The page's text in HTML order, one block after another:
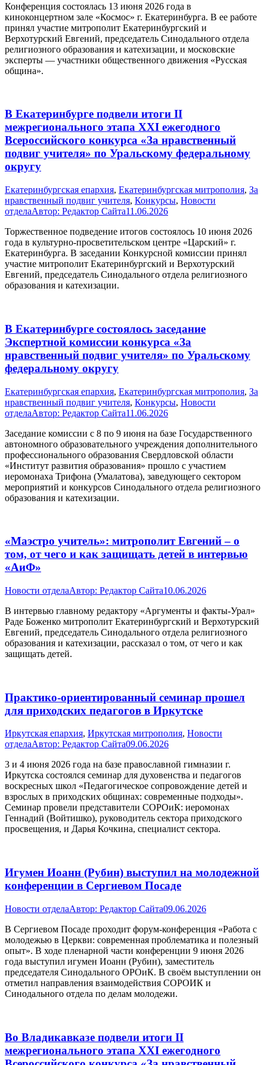
Конференция состоялась 13 июня 2026 года в
киноконцертном зале «Космос» г. Екатеринбурга. В ее работе
принял участие митрополит Екатеринбургский и
Верхотурский Евгений, председатель Синодального отдела
религиозного образования и катехизации, и московские
эксперты — участники общественного движения «Русская
община».
В Екатеринбурге подвели итоги II
межрегионального этапа XXI ежегодного
Всероссийского конкурса «За нравственный
подвиг учителя» по Уральскому федеральному
округу
Екатеринбургская епархия, Екатеринбургская митрополия, За
нравственный подвиг учителя, Конкурсы, Новости
отделаАвтор: Редактор Сайта11.06.2026
Торжественное подведение итогов состоялось 10 июня 2026
года в культурно-просветительском центре «Царский» г.
Екатеринбурга. В заседании Конкурсной комиссии принял
участие митрополит Екатеринбургский и Верхотурский
Евгений, председатель Синодального отдела религиозного
образования и катехизации.
В Екатеринбурге состоялось заседание
Экспертной комиссии конкурса «За
нравственный подвиг учителя» по Уральскому
федеральному округу
Екатеринбургская епархия, Екатеринбургская митрополия, За
нравственный подвиг учителя, Конкурсы, Новости
отделаАвтор: Редактор Сайта11.06.2026
Заседание комиссии с 8 по 9 июня на базе Государственного
автономного образовательного учреждения дополнительного
профессионального образования Свердловской области
«Институт развития образования» прошло с участием
иеромонаха Трифона (Умалатова), заведующего сектором
мероприятий и конкурсов Синодального отдела религиозного
образования и катехизации.
«Маэстро учитель»: митрополит Евгений – о
том, от чего и как защищать детей в интервью
«АиФ»
Новости отделаАвтор: Редактор Сайта10.06.2026
В интервью главному редактору «Аргументы и факты-Урал»
Раде Боженко митрополит Екатеринбургский и Верхотурский
Евгений, председатель Синодального отдела религиозного
образования и катехизации, рассказал о том, от чего и как
защищать детей.
Практико-ориентированный семинар прошел
для приходских педагогов в Иркутске
Иркутская епархия, Иркутская митрополия, Новости
отделаАвтор: Редактор Сайта09.06.2026
3 и 4 июня 2026 года на базе православной гимназии г.
Иркутска состоялся семинар для духовенства и педагогов
воскресных школ «Педагогическое сопровождение детей и
взрослых в приходских общинах: современные подходы».
Семинар провели представители СОРОиК: иеромонах
Геннадий (Войтишко), руководитель сектора приходского
просвещения, и Дарья Кочкина, специалист сектора.
Игумен Иоанн (Рубин) выступил на молодежной
конференции в Сергиевом Посаде
Новости отделаАвтор: Редактор Сайта09.06.2026
В Сергиевом Посаде проходит форум-конференция «Работа с
молодежью в Церкви: современная проблематика и полезный
опыт». В ходе пленарной части конференции 9 июня 2026
года выступил игумен Иоанн (Рубин), заместитель
председателя Синодального ОРОиК. В своём выступлении он
отметил направления взаимодействия СОРОИК и
Синодального отдела по делам молодежи.
Во Владикавказе подвели итоги II
межрегионального этапа XXI ежегодного